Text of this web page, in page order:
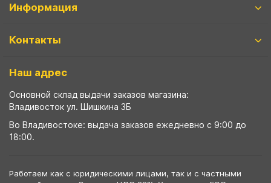
Информация
Контакты
Наш адрес
Основной склад выдачи заказов магазина:
Владивосток ул. Шишкина 3Б
Во Владивостоке: выдача заказов ежедневно с 9:00 до
18:00.
Работаем как с юридическими лицами, так и с частными